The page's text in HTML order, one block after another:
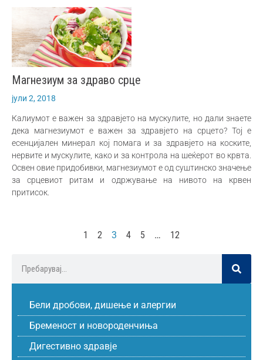
Магнезиум за здраво срце
јули 2, 2018
Калиумот е важен за здравјето на мускулите, но дали знаете
дека магнезиумот е важен за здравјето на срцето? Тој е
есенцијален минерал кој помага и за здравјето на коските,
нервите и мускулите, како и за контрола на шеќерот во крвта.
Освен овие придобивки, магнезиумот е од суштинско значење
за срцевиот ритам и одржување на нивото на крвен
притисок.
1 2 3 4 5 … 12
Бели дробови, дишење и алергии
Бременост и новороденчиња
Дигестивно здравје